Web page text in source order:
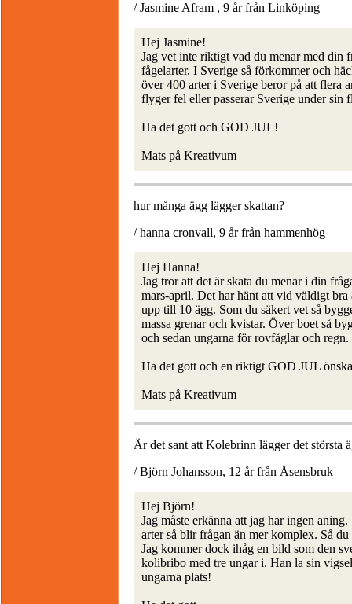
/ Jasmine Afram , 9 år från Linköping
Hej Jasmine!
Jag vet inte riktigt vad du menar med din
fågelarter. I Sverige så förkommer och
över 400 arter i Sverige beror på att flera
flyger fel eller passerar Sverige under
Ha det gott och GOD JUL!
Mats på Kreativum
hur många ägg lägger skattan?
/ hanna cronvall, 9 år från hammenhög
Hej Hanna!
Jag tror att det är skata du menar i din
mars-april. Det har hänt att vid väldigt
upp till 10 ägg. Som du säkert vet så
massa grenar och kvistar. Över boet så
och sedan ungarna för rovfåglar och regn.
Ha det gott och en riktigt GOD JUL
Mats på Kreativum
Är det sant att Kolebrinn lägger det
/ Björn Johansson, 12 år från Åsensbruk
Hej Björn!
Jag måste erkänna att jag har ingen
arter så blir frågan än mer komplex. Så
Jag kommer dock ihåg en bild som den
kolibribo med tre ungar i. Han la sin
ungarna plats!